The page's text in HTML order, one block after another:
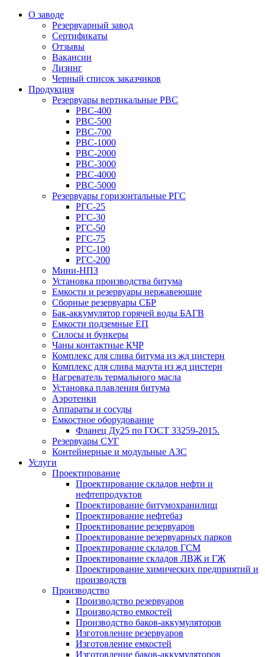
О заводе
Резервуарный завод
Сертификаты
Отзывы
Вакансии
Лизинг
Черный список заказчиков
Продукция
Резервуары вертикальные РВС
РВС-400
РВС-500
РВС-700
РВС-1000
РВС-2000
РВС-3000
РВС-4000
РВС-5000
Резервуары горизонтальные РГС
РГС-25
РГС-30
РГС-50
РГС-75
РГС-100
РГС-200
Мини-НПЗ
Установка производства битума
Емкости и резервуары нержавеющие
Сборные резервуары СБР
Бак-аккумулятор горячей воды БАГВ
Емкости подземные ЕП
Силосы и бункеры
Чаны контактные КЧР
Комплекс для слива битума из жд цистерн
Комплекс для слива мазута из жд цистерн
Нагреватель термального масла
Установка плавления битума
Аэротенки
Аппараты и сосуды
Емкостное оборудование
Фланец Ду25 по ГОСТ 33259-2015.
Резервуары СУГ
Контейнерные и модульные АЗС
Услуги
Проектирование
Проектирование складов нефти и
нефтепродуктов
Проектирование битумохранилищ
Проектирование нефтебаз
Проектирование резервуаров
Проектирование резервуарных парков
Проектирование складов ГСМ
Проектирование складов ЛВЖ и ГЖ
Проектирование химических предприятий и
производств
Производство
Производство резервуаров
Производство емкостей
Производство баков-аккумуляторов
Изготовление резервуаров
Изготовление емкостей
Изготовление баков-аккумуляторов